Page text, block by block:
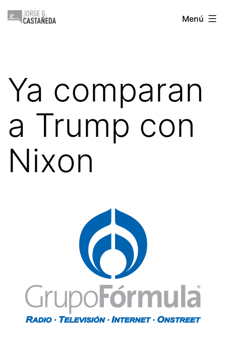
Saltar
Jorge
Menú
Ya comparan
a Trump con
Nixon